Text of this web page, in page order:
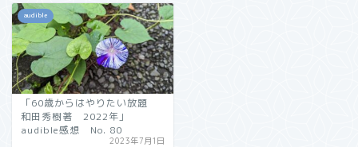
audible
「60歳からはやりたい放題
和田秀樹著 2022年」
audible感想 No. 80
2023年7月1日